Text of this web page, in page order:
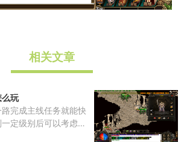
相关文章
么玩
完成主线任务就能快
定级别后可以考虑激
戏功能。不断深入游